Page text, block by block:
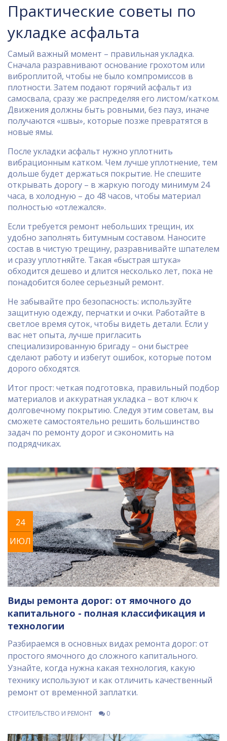
Практические советы по
укладке асфальта
Самый важный момент – правильная укладка.
Сначала разравнивают основание грохотом или
виброплитой, чтобы не было компромиссов в
плотности. Затем подают горячий асфальт из
самосвала, сразу же распределяя его листом/катком.
Движения должны быть ровными, без пауз, иначе
получаются «швы», которые позже превратятся в
новые ямы.
После укладки асфальт нужно уплотнить
вибрационным катком. Чем лучше уплотнение, тем
дольше будет держаться покрытие. Не спешите
открывать дорогу – в жаркую погоду минимум 24
часа, в холодную – до 48 часов, чтобы материал
полностью «отлежался».
Если требуется ремонт небольших трещин, их
удобно заполнять битумным составом. Наносите
состав в чистую трещину, разравнивайте шпателем
и сразу уплотняйте. Такая «быстрая штука»
обходится дешево и длится несколько лет, пока не
понадобится более серьезный ремонт.
Не забывайте про безопасность: используйте
защитную одежду, перчатки и очки. Работайте в
светлое время суток, чтобы видеть детали. Если у
вас нет опыта, лучше пригласить
специализированную бригаду – они быстрее
сделают работу и избегут ошибок, которые потом
дорого обходятся.
Итог прост: четкая подготовка, правильный подбор
материалов и аккуратная укладка – вот ключ к
долговечному покрытию. Следуя этим советам, вы
сможете самостоятельно решить большинство
задач по ремонту дорог и сэкономить на
подрядчиках.
24
ИЮЛ
Виды ремонта дорог: от ямочного до
капитального - полная классификация и
технологии
Разбираемся в основных видах ремонта дорог: от
простого ямочного до сложного капитального.
Узнайте, когда нужна какая технология, какую
технику используют и как отличить качественный
ремонт от временной заплатки.
СТРОИТЕЛЬСТВО И РЕМОНТ 0